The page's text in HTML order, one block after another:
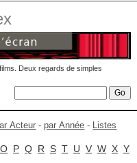
Deux regards de simples
Acteur -par Année - Listes
O P Q R S T U V W X Y